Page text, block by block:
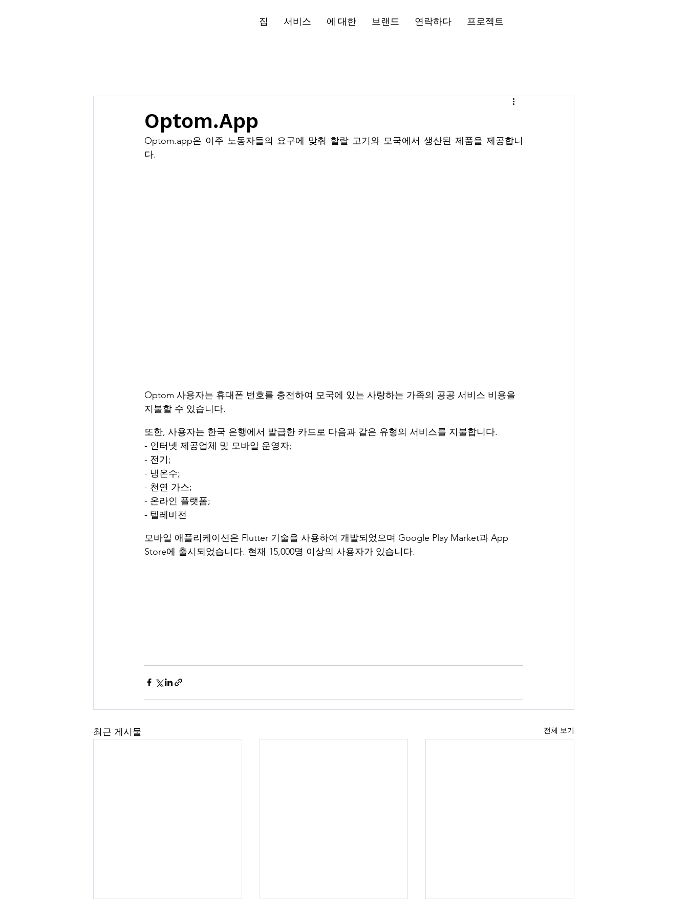
집 서비스 에 대한 브랜드 연락하다 프로젝트
Optom.App
Optom.app은 이주 노동자들의 요구에 맞춰 할랄 고기와 모국에서 생산된 제품을 제공합니
다.
Optom 사용자는 휴대폰 번호를 충전하여 모국에 있는 사랑하는 가족의 공공 서비스 비용을
지불할 수 있습니다.
또한, 사용자는 한국 은행에서 발급한 카드로 다음과 같은 유형의 서비스를 지불합니다.
- 인터넷 제공업체 및 모바일 운영자;
- 전기;
- 냉온수;
- 천연 가스;
- 온라인 플랫폼;
- 텔레비전
모바일 애플리케이션은 Flutter 기술을 사용하여 개발되었으며 Google Play Market과 App
Store에 출시되었습니다. 현재 15,000명 이상의 사용자가 있습니다.
최근 게시물 전체 보기